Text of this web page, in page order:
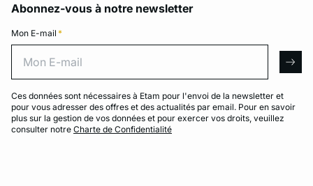
Abonnez-vous à notre newsletter
Mon E-mail *
Ces données sont nécessaires à Etam pour l'envoi de la newsletter et
pour vous adresser des offres et des actualités par email. Pour en savoir
plus sur la gestion de vos données et pour exercer vos droits, veuillez
consulter notre Charte de Confidentialité